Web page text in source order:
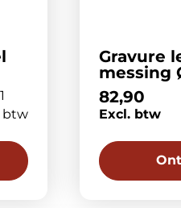
btw
Gravure
messing
82,90
Excl. btw